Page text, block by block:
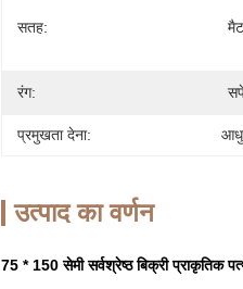
सतह: मैट
रंग:
प्रमुखता देना:
उत्पाद का वर्णन
75 * 150 सेमी सर्वश्रेष्ठ बिक्री